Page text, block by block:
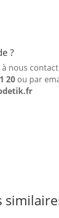
?
à nous
20 ou par